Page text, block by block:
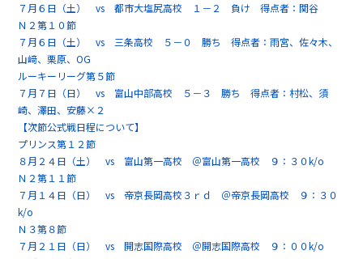
７月６日（土） vs 都市大塩尻高校 １－２ 負け 得点者：関谷
Ｎ２第１０節
７月６日（土） vs 三条高校 ５－０ 勝ち 得点者：雨宮、佐々木、
山﨑、栗原、OG
ルーキーリーグ第５節
７月７日（日） vs 富山中部高校 ５－３ 勝ち 得点者：村松、須
崎、澤田、安藤×２
【次節公式戦日程について】
プリンス第１２節
８月２４日（土） vs 富山第一高校 ＠富山第一高校 ９：３０k/o
Ｎ２第１１節
７月１４日（日） vs 帝京長岡高校３ｒｄ ＠帝京長岡高校 ９：３０
k/o
Ｎ３第８節
７月２１日（日） vs 開志国際高校 ＠開志国際高校 ９：００k/o